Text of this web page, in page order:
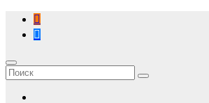
Перейти
содержимому